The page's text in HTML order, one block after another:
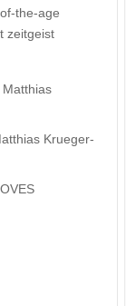
the-age
zeitgeist
Krueger-